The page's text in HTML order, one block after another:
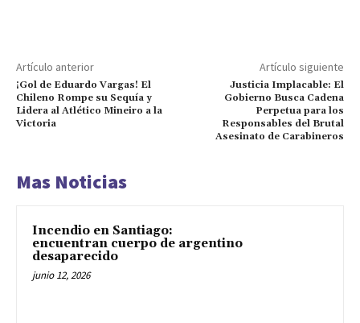
Artículo anterior
¡Gol de Eduardo Vargas! El
Chileno Rompe su Sequía y
Lidera al Atlético Mineiro a la
Victoria
Artículo siguiente
Justicia Implacable: El
Gobierno Busca Cadena
Perpetua para los
Responsables del Brutal
Asesinato de Carabineros
Mas Noticias
Incendio en Santiago:
encuentran cuerpo de argentino
desaparecido
junio 12, 2026